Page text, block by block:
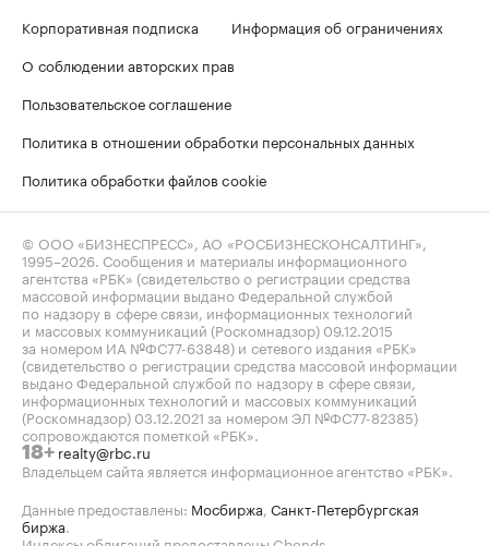
Корпоративная подписка
Информация об ограничениях
О соблюдении авторских прав
Пользовательское соглашение
Политика в отношении обработки персональных данных
Политика обработки файлов cookie
© ООО «БИЗНЕСПРЕСС», АО «РОСБИЗНЕСКОНСАЛТИНГ»,
1995–2026 . Сообщения и материалы информационного
агентства «РБК» (свидетельство о регистрации средства
массовой информации выдано Федеральной службой
по надзору в сфере связи, информационных технологий
и массовых коммуникаций (Роскомнадзор) 09.12.2015
за номером ИА №ФС77-63848) и сетевого издания «РБК»
(свидетельство о регистрации средства массовой информации
выдано Федеральной службой по надзору в сфере связи,
информационных технологий и массовых коммуникаций
(Роскомнадзор) 03.12.2021 за номером ЭЛ №ФС77-82385)
сопровождаются пометкой «РБК».
18+ realty@rbc.ru
Владельцем сайта является информационное агентство «РБК».
Данные предоставлены: Мосбиржа Санкт-Петербургская
биржа